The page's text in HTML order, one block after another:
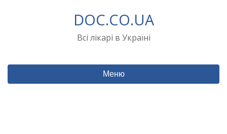
DOC.CO.UA
Всі лікарі в Україні
Меню